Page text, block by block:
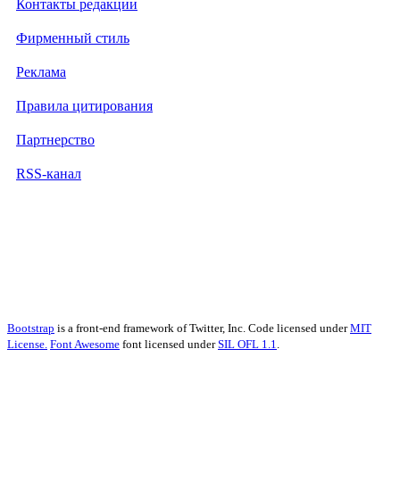
Контакты редакции
Фирменный стиль
Реклама
Правила цитирования
Партнерство
RSS-канал
Bootstrap is a front-end framework of Twitter, Inc. Code licensed underMIT
License. Font Awesome font licensed underSIL OFL 1.1